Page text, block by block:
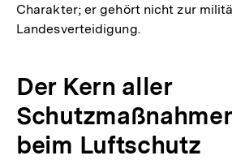
Charakter; er gehört nicht zur
Landesverteidigung.
Der Kern aller
beim Luftschutz